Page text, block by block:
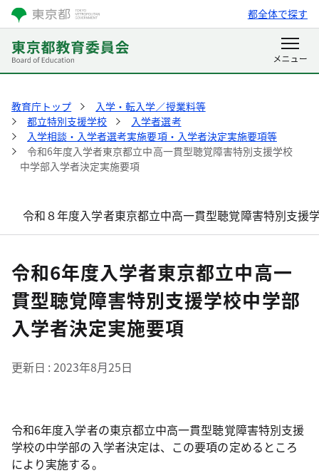
都全体で探す
教育庁トップ
入学・転入学／授業料等
都立特別支援学校
入学者選考
入学相談・入学者選考実施要項・入学者決定実施要項等
令和6年度入学者東京都立中高一貫型聴覚障害特別支援学校
中学部入学者決定実施要項
令和８年度入学者東京都立中高一貫型聴覚障害特別支援
令和6年度入学者東京都立中高一
貫型聴覚障害特別支援学校中学部
入学者決定実施要項
更新日 2023年8月25日
令和6年度入学者の東京都立中高一貫型聴覚障害特別支援
学校の中学部の入学者決定は、この要項の定めるところ
により実施する。